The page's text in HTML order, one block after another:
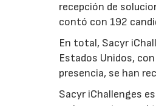
recepción de
contó con 192
En total, Sacyr
Estados Unidos,
presencia, se han
Sacyr iChallenges